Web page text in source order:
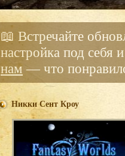
📖 Встречайте
настройка под себя
нам — что
Никки Сент Кроу